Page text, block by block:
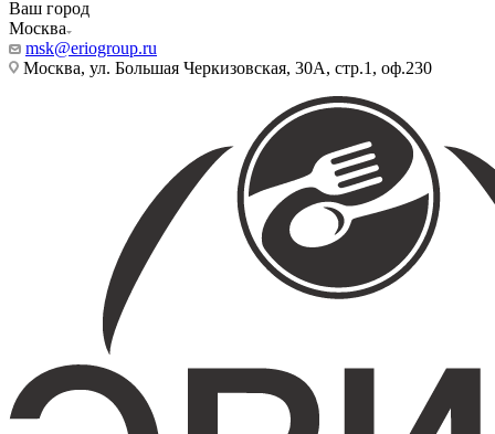
Ваш город
Москва
msk@eriogroup.ru
Москва, ул. Большая Черкизовская, 30А, стр.1, оф.230